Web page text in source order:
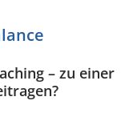
– zu einer